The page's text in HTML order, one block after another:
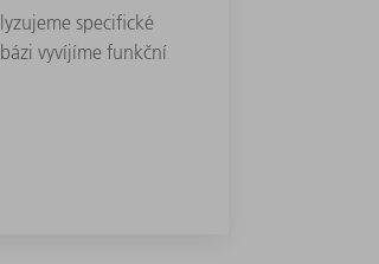
specifické
vyvíjíme funkční